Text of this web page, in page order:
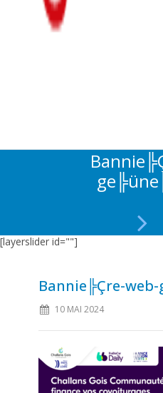
[layerslider id=""]
Bannie╠Çre-
10 MAI 2024